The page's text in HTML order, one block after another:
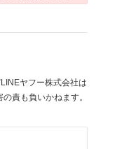
ヤフー株式会社は
責も負いかねます。